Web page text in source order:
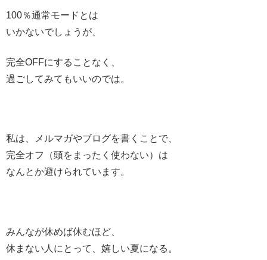
100％通常モードとは
いかないでしょうが、
完全OFFにすることなく、
過ごしてみてもいいのでは。
私は、メルマガやブログを書くことで、
完全オフ（頭をまったく使わない）は
なんとか避けられています。
みんなが休めば休むほど、
休まない人にとって、嬉しい夏になる。